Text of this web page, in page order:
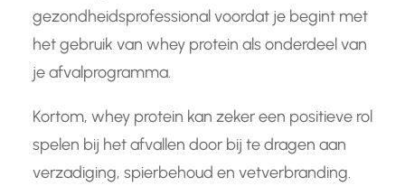
gezondheidsprofessional voordat je begint met
het gebruik van whey protein als onderdeel van
je afvalprogramma.
Kortom, whey protein kan zeker een positieve rol
spelen bij het afvallen door bij te dragen aan
verzadiging, spierbehoud en vetverbranding.